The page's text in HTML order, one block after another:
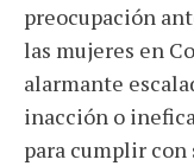
preocupación
las mujeres en
alarmante
inacción o
para cumplir con